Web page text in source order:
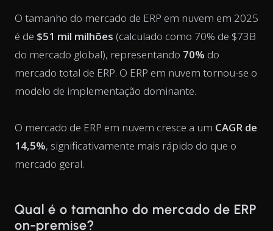
O tamanho do mercado de ERP em nuvem em 2025
é de $51 mil milhões (calculado como 70% de $73B
do mercado global), representando 70% do
mercado total de ERP. O ERP em nuvem tornou-se o
modelo de implementação dominante.
O mercado de ERP em nuvem cresce a um CAGR de
14,5%, significativamente mais rápido do que o
mercado geral.
Qual é o tamanho do mercado de ERP
on-premise?